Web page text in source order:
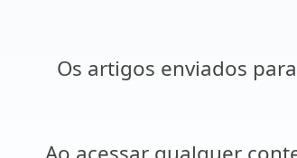
Os artigos enviados